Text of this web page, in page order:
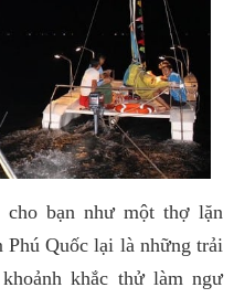
bạn như một thợ lặn
Quốc lại là những trải
khắc thử làm ngư